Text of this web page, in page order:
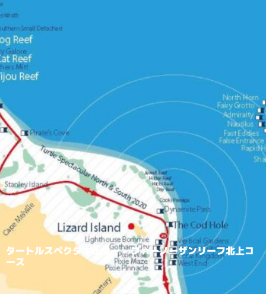
タートルスペクタキュラー – ファーノーザンリーフ北上コ
ース